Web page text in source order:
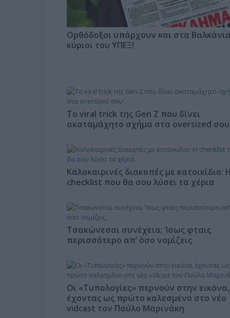
Ορθόδοξοι υπάρχουν και στα
κύριοι του ΥΠΕΞ!
Το viral trick της Gen Z που δίνει
ακαταμάχητο σχήμα στα oversized σου
Καλοκαιρινές διακοπές με κατοικίδιο: Η
checklist που θα σου λύσει τα χέρια
Τσακώνεσαι συνέχεια; Ίσως φταις
περισσότερο απ’ όσο νομίζεις
Οι «Τυπολογίες» περνούν στην εικόνα,
έχοντας ως πρώτο καλεσμένο στο νέο
vidcast τον Παύλο Μαρινάκη